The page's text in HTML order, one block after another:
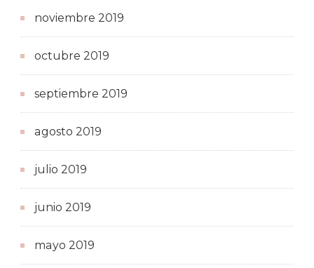
noviembre 2019
octubre 2019
septiembre 2019
agosto 2019
julio 2019
junio 2019
mayo 2019